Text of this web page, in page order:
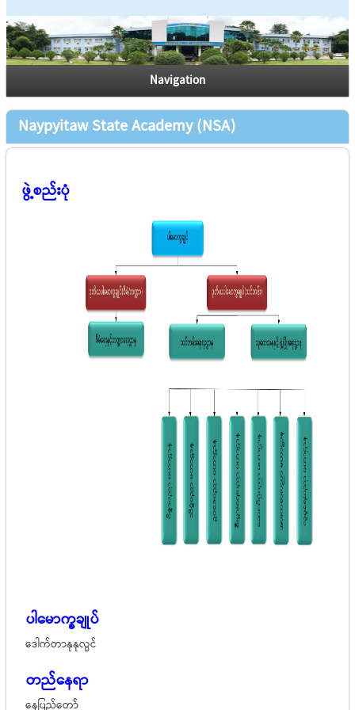
Navigation
Naypyitaw State Academy (NSA)
ဖွဲ့စည်းပုံ
ပါမောက္ခချုပ်
ဒေါက်တာနုနုလွင်
တည်နေရာ
နေပြည်တော်